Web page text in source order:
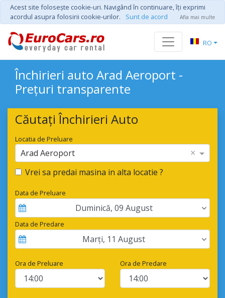
Acest site foloseşte cookie-uri. Navigând în continuare, îţi exprimi
acordul asupra folosirii cookie-urilor.
Sunt de acord Afla mai multe
RO
Închirieri auto Arad Aeroport -
Prețuri transparente
Căutați Închirieri Auto
Locatia de Preluare
Arad Aeroport ×
Vrei sa predai masina in alta locatie ?
Data de Preluare
Duminică, 09 August
Data de Predare
Marți, 11 August
Ora de Preluare Ora de Predare